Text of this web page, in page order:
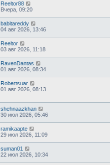
Reeltor88
Вчера, 09:20
babitareddy
04 авг 2026, 13:46
Reeltor
03 авг 2026, 11:18
RavenDantas
01 авг 2026, 08:34
Robertsuar
01 авг 2026, 08:13
shehnaazkhan
30 июл 2026, 05:46
ramikaapte
29 июл 2026, 11:09
suman01
22 июл 2026, 10:34